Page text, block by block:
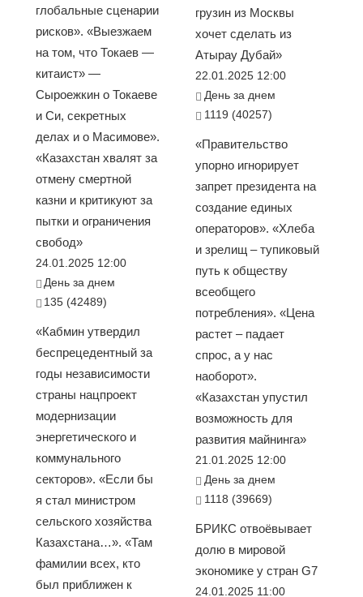
глобальные сценарии
рисков». «Выезжаем
на том, что Токаев —
китаист» —
Сыроежкин о Токаеве
и Си, секретных
делах и о Масимове».
«Казахстан хвалят за
отмену смертной
казни и критикуют за
пытки и ограничения
свобод»
24.01.2025 12:00
День за днем
135 (42489)
«Кабмин утвердил
беспрецедентный за
годы независимости
страны нацпроект
модернизации
энергетического и
коммунального
секторов». «Если бы
я стал министром
сельского хозяйства
Казахстана…». «Там
фамилии всех, кто
был приближен к
грузин из Москвы
хочет сделать из
Атырау Дубай»
22.01.2025 12:00
День за днем
1119 (40257)
«Правительство
упорно игнорирует
запрет президента на
создание единых
операторов». «Хлеба
и зрелищ – тупиковый
путь к обществу
всеобщего
потребления». «Цена
растет – падает
спрос, а у нас
наоборот».
«Казахстан упустил
возможность для
развития майнинга»
21.01.2025 12:00
День за днем
1118 (39669)
БРИКС отвоёвывает
долю в мировой
экономике у стран G7
24.01.2025 11:00